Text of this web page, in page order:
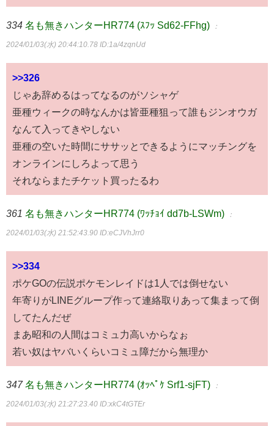
334 名も無きハンターHR774 (ｽﾌｯ Sd62-FFhg) ：
2024/01/03(水) 20:44:10.78 ID:1a/4zqnUd
>>326
じゃあ辞めるはってなるのがソシャゲ
亜種ウィークの時なんかは皆亜種狙って誰もジンオウガ
なんて入ってきやしない
亜種の空いた時間にササッとできるようにマッチングを
オンラインにしろよって思う
それならまたチケット買ったるわ
361 名も無きハンターHR774 (ﾜｯﾁｮｲ dd7b-LSWm) ：
2024/01/03(水) 21:52:43.90 ID:eCJVhJrr0
>>334
ポケGOの伝説ポケモンレイドは1人では倒せない
年寄りがLINEグループ作って連絡取りあって集まって倒
してたんだぜ
まあ昭和の人間はコミュ力高いからなぉ
若い奴はヤバいくらいコミュ障だから無理か
347 名も無きハンターHR774 (ｵｯﾍﾟｹ Srf1-sjFT) ：
2024/01/03(水) 21:27:23.40 ID:xkC4tGTEr